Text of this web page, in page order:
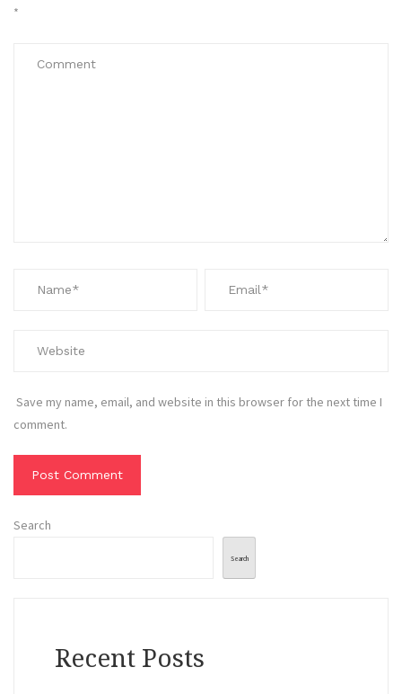
*
Save my name, email, and website in this browser for the next time I
comment.
Search
Search
Recent Posts